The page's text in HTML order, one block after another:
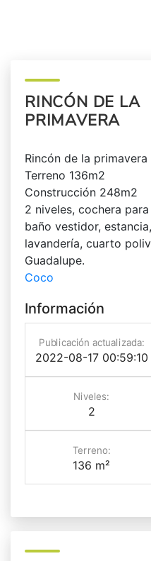
RINCÓN DE LA
PRIMAVERA
Rincón de la
Terreno 136m2
Construcción 248m2
2 niveles, cochera
baño vestidor,
lavandería, cuarto
Guadalupe.
Coco
Información
Publicación actualizada:
2022-08-17 00:59:10
Niveles:
2
Terreno:
136 m²